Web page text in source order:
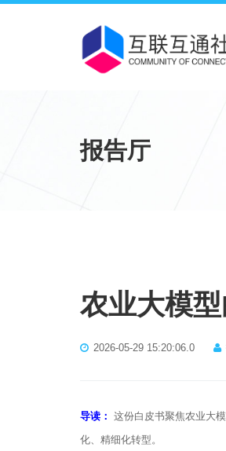
报告厅
农业大模
2026-05-29 15:20:06.0
导读： 这份白皮书聚焦农业大
化、精细化转型。